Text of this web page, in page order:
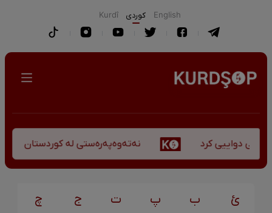
English كوردی Kurdî
دواییی کرد نەتەوەپەرەستی لە کوردستان -
ئ ب پ ت ج چ